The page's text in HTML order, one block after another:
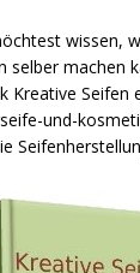
wissen,
selber machen
Kreative Seifen
und-